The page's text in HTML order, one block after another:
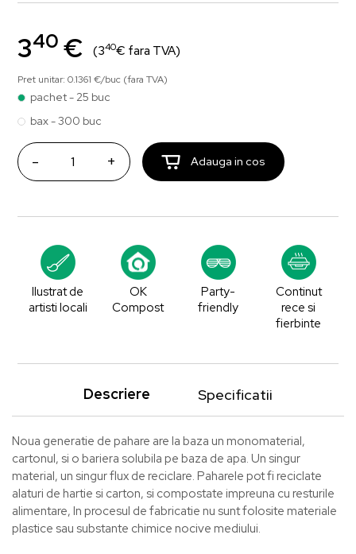
340 € (340€ fara TVA)
Pret unitar: 0.1361 €/buc (fara TVA)
pachet - 25 buc
bax - 300 buc
- + Adauga in cos
Ilustrat de
artisti locali
OK
Compost
Party-
friendly
Continut
rece si
fierbinte
Descriere Specificatii
Noua generatie de pahare are la baza un monomaterial,
cartonul, si o bariera solubila pe baza de apa. Un singur
material, un singur flux de reciclare. Paharele pot fi reciclate
alaturi de hartie si carton, si compostate impreuna cu resturile
alimentare, In procesul de fabricatie nu sunt folosite materiale
plastice sau substante chimice nocive mediului.